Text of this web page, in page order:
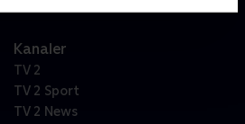
Kanaler
TV 2
TV 2 Sport
TV 2 News